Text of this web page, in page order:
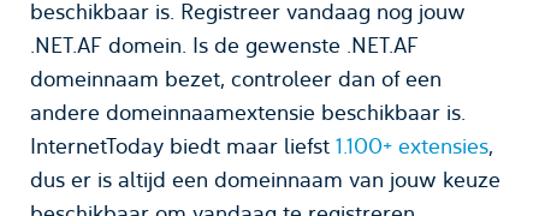
beschikbaar is. Registreer vandaag nog jouw
.NET.AF domein. Is de gewenste .NET.AF
domeinnaam bezet, controleer dan of een
andere domeinnaamextensie beschikbaar is.
InternetToday biedt maar liefst 1.100+ extensies,
dus er is altijd een domeinnaam van jouw keuze